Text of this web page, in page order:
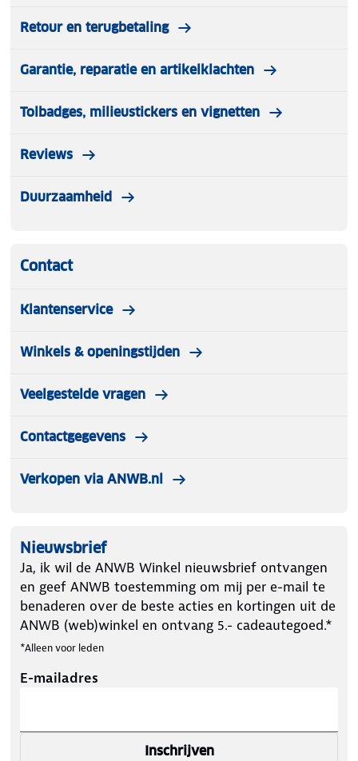
Retour en terugbetaling
Garantie, reparatie en artikelklachten
Tolbadges, milieustickers en vignetten
Reviews
Duurzaamheid
Contact
Klantenservice
Winkels & openingstijden
Veelgestelde vragen
Contactgegevens
Verkopen via ANWB.nl
Nieuwsbrief
Ja, ik wil de ANWB Winkel nieuwsbrief ontvangen
en geef ANWB toestemming om mij per e-mail te
benaderen over de beste acties en kortingen uit de
ANWB (web)winkel en ontvang 5.- cadeautegoed.*
*Alleen voor leden
E-mailadres
Inschrijven